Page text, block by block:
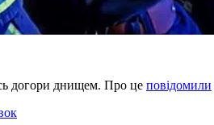
догори днищем. Про це повідомили